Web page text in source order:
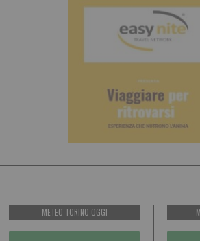
METEO TORINO OGGI